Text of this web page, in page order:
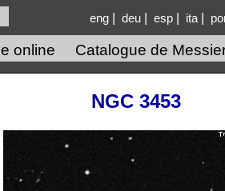
eng| deu| esp| ita|
online Catalogue de
NGC 3453